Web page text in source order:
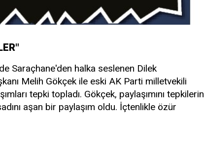
Saraçhane'den halka seslenen Dilek
Melih Gökçek ile eski AK Parti milletvekili
tepki topladı. Gökçek, paylaşımını tepkilerin
aşan bir paylaşım oldu. İçtenlikle özür